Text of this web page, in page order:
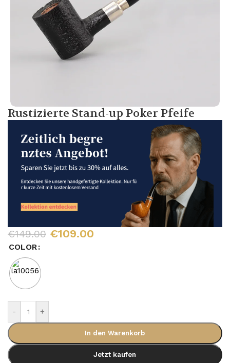
Rustizierte Stand-up Poker Pfeife
€149.00 €109.00
COLOR
- +
In den Warenkorb
Jetzt kaufen